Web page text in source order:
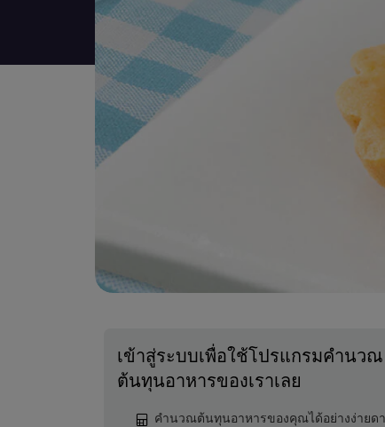
เข้าสู่ระบบเพื่อใช้โปรแกรมคำนวณ
ต้นทุนอาหารของเราเลย
คำนวณต้นทุนอาหารของคุณได้อย่างง่ายด